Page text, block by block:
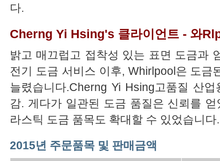
다.
Cherng Yi Hsing's 클라이언트 - 와
밝고 매끄럽고 접착성 있는 표면 도금과
전기 도금 서비스 이후, Whirlpool은 도금
늘렸습니다.Cherng Yi Hsing고품질 산
감. 게다가 일관된 도금 품질은 신뢰를
라스틱 도금 품목도 확대할 수 있었습니다.
2015년 주문품목 및 판매금액